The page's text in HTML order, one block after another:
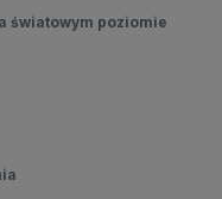
światowym poziomie